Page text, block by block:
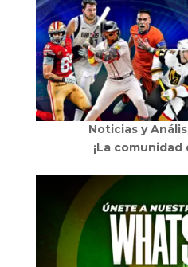
Noticias y
¡La